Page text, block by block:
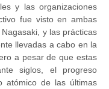
y las organizaciones
fue visto en ambas
y las prácticas
llevadas a cabo en la
a pesar de que estas
siglos, el progreso
atómico de las últimas